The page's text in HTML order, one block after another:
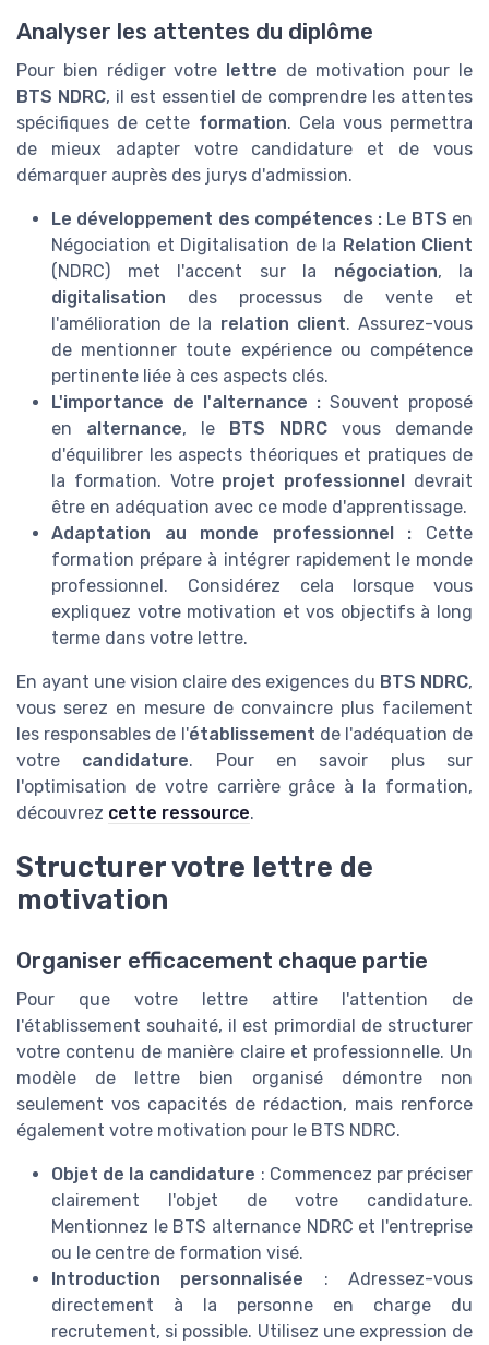
Analyser les attentes du diplôme
Pour bien rédiger votre lettre de motivation pour le
BTS NDRC, il est essentiel de comprendre les attentes
spécifiques de cette formation. Cela vous permettra
de mieux adapter votre candidature et de vous
démarquer auprès des jurys d'admission.
Le développement des compétences : Le BTS en
Négociation et Digitalisation de la Relation Client
(NDRC) met l'accent sur la négociation, la
digitalisation des processus de vente et
l'amélioration de la relation client. Assurez-vous
de mentionner toute expérience ou compétence
pertinente liée à ces aspects clés.
L'importance de l'alternance : Souvent proposé
en alternance, le BTS NDRC vous demande
d'équilibrer les aspects théoriques et pratiques de
la formation. Votre projet professionnel devrait
être en adéquation avec ce mode d'apprentissage.
Adaptation au monde professionnel : Cette
formation prépare à intégrer rapidement le monde
professionnel. Considérez cela lorsque vous
expliquez votre motivation et vos objectifs à long
terme dans votre lettre.
En ayant une vision claire des exigences du BTS NDRC,
vous serez en mesure de convaincre plus facilement
les responsables de l'établissement de l'adéquation de
votre candidature. Pour en savoir plus sur
l'optimisation de votre carrière grâce à la formation,
découvrez cette ressource.
Structurer votre lettre de
motivation
Organiser efficacement chaque partie
Pour que votre lettre attire l'attention de
l'établissement souhaité, il est primordial de structurer
votre contenu de manière claire et professionnelle. Un
modèle de lettre bien organisé démontre non
seulement vos capacités de rédaction, mais renforce
également votre motivation pour le BTS NDRC.
Objet de la candidature : Commencez par préciser
clairement l'objet de votre candidature.
Mentionnez le BTS alternance NDRC et l'entreprise
ou le centre de formation visé.
Introduction personnalisée : Adressez-vous
directement à la personne en charge du
recrutement, si possible. Utilisez une expression de